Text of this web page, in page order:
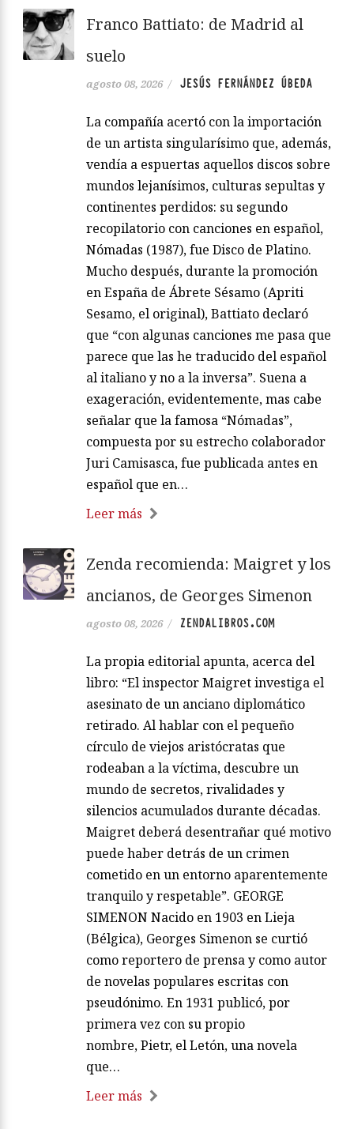
Franco Battiato: de Madrid al
suelo
agosto 08, 2026 / JESÚS FERNÁNDEZ ÚBEDA
La compañía acertó con la importación
de un artista singularísimo que, además,
vendía a espuertas aquellos discos sobre
mundos lejanísimos, culturas sepultas y
continentes perdidos: su segundo
recopilatorio con canciones en español,
Nómadas (1987), fue Disco de Platino.
Mucho después, durante la promoción
en España de Ábrete Sésamo (Apriti
Sesamo, el original), Battiato declaró
que “con algunas canciones me pasa que
parece que las he traducido del español
al italiano y no a la inversa”. Suena a
exageración, evidentemente, mas cabe
señalar que la famosa “Nómadas”,
compuesta por su estrecho colaborador
Juri Camisasca, fue publicada antes en
español que en…
Leer más
Zenda recomienda: Maigret y los
ancianos, de Georges Simenon
agosto 08, 2026 / ZENDALIBROS.COM
La propia editorial apunta, acerca del
libro: “El inspector Maigret investiga el
asesinato de un anciano diplomático
retirado. Al hablar con el pequeño
círculo de viejos aristócratas que
rodeaban a la víctima, descubre un
mundo de secretos, rivalidades y
silencios acumulados durante décadas.
Maigret deberá desentrañar qué motivo
puede haber detrás de un crimen
cometido en un entorno aparentemente
tranquilo y respetable”. GEORGE
SIMENON Nacido en 1903 en Lieja
(Bélgica), Georges Simenon se curtió
como reportero de prensa y como autor
de novelas populares escritas con
pseudónimo. En 1931 publicó, por
primera vez con su propio
nombre, Pietr, el Letón, una novela
que…
Leer más